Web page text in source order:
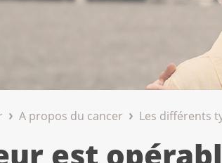
A propos du cancer Les différents
est